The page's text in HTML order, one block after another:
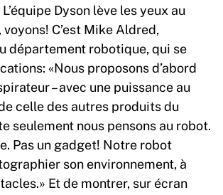
Dyson lève les yeux au
C’est Mike Aldred,
département robotique, qui se
«Nous proposons d’abord
– avec une puissance au
celle des autres produits du
seulement nous pensons au robot.
Pas un gadget! Notre robot
son environnement, à
Et de montrer, sur écran